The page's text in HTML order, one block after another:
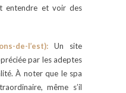
entendre et voir des
de-l’est):
Un site
par les adeptes
À noter que le spa
même s’il